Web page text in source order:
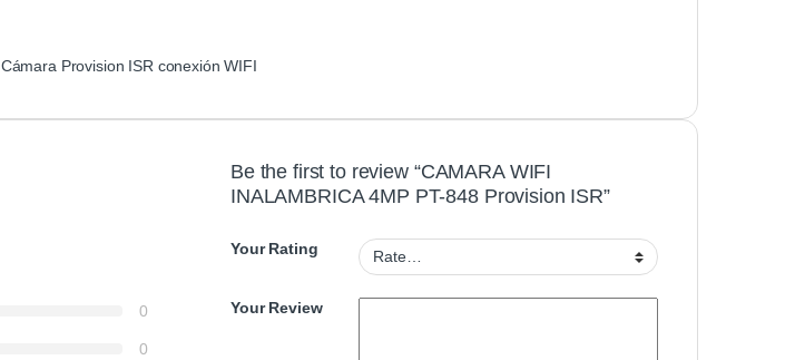
Cámara Provision ISR conexión WIFI
0
0
Be the first to review “CAMARA WIFI
INALAMBRICA 4MP PT-848 Provision ISR”
Your Rating
Your Review